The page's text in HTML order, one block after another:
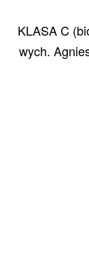
KLASA C
wych.